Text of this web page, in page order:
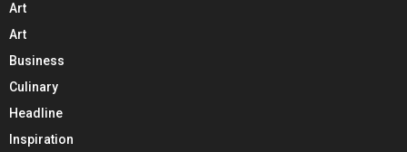
Art
Art
Business
Culinary
Headline
Inspiration